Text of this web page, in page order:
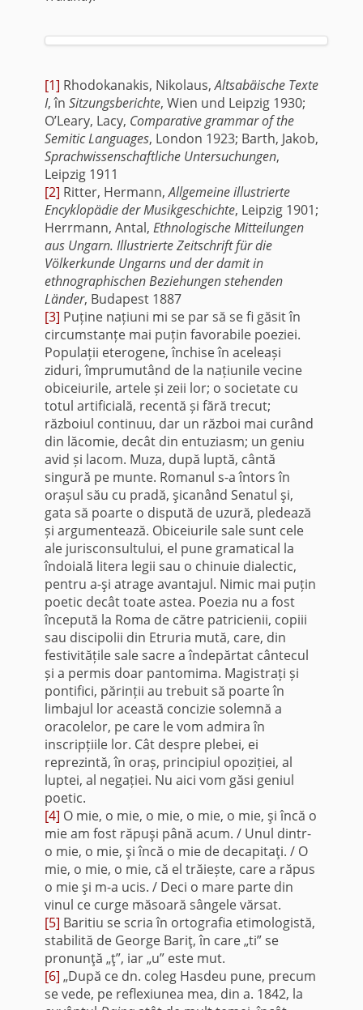
[1] Rhodokanakis, Nikolaus,Altsabäische Texte
I, în Sitzungsberichte, Wien und Leipzig 1930;
O’Leary, Lacy, Comparative grammar of the
Semitic Languages, London 1923; Barth, Jakob,
Sprachwissenschaftliche Untersuchungen,
Leipzig 1911
[2] Ritter, Hermann,Allgemeine illustrierte
Encyklopädie der Musikgeschichte, Leipzig 1901;
Herrmann, Antal, Ethnologische Mitteilungen
aus Ungarn. Illustrierte Zeitschrift für die
Völkerkunde Ungarns und der damit in
ethnographischen Beziehungen stehenden
Länder, Budapest 1887
[3] Puține națiuni mi se par să se fi găsit în
circumstanțe mai puțin favorabile poeziei.
Populații eterogene, închise în aceleași
ziduri, împrumutând de la națiunile vecine
obiceiurile, artele și zeii lor; o societate cu
totul artificială, recentă și fără trecut;
războiul continuu, dar un război mai curând
din lăcomie, decât din entuziasm; un geniu
avid și lacom. Muza, după luptă, cântă
singură pe munte. Romanul s-a întors în
orașul său cu pradă, şicanând Senatul şi,
gata să poarte o dispută de uzură, pledează
și argumentează. Obiceiurile sale sunt cele
ale jurisconsultului, el pune gramatical la
îndoială litera legii sau o chinuie dialectic,
pentru a-şi atrage avantajul. Nimic mai puțin
poetic decât toate astea. Poezia nu a fost
începută la Roma de către patricienii, copiii
sau discipolii din Etruria mută, care, din
festivitățile sale sacre a îndepărtat cântecul
și a permis doar pantomima. Magistrați și
pontifici, părinții au trebuit să poarte în
limbajul lor această concizie solemnă a
oracolelor, pe care le vom admira în
inscripțiile lor. Cât despre plebei, ei
reprezintă, în oraș, principiul opoziției, al
luptei, al negației. Nu aici vom găsi geniul
poetic.
[4] O mie, o mie, o mie, o mie, o mie, şi încă o
mie am fost răpuşi până acum. / Unul dintr-
o mie, o mie, şi încă o mie de decapitaţi. / O
mie, o mie, o mie, că el trăiește, care a răpus
o mie şi m-a ucis. / Deci o mare parte din
vinul ce curge măsoară sângele vărsat.
[5] Baritiu se scria în ortografia etimologistă,
stabilită de George Bariţ, în care „ti” se
pronunţă „ţ”, iar „u” este mut.
[6] „După ce dn. coleg Hasdeu pune, precum
se vede, pe reflexiunea mea, din a. 1842, la